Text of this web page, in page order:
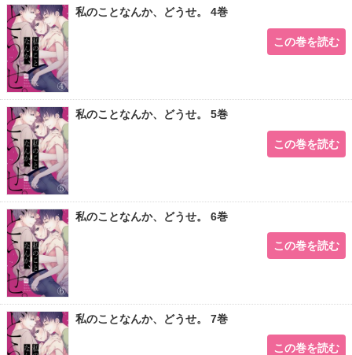
私のことなんか、どうせ。 4巻
この巻を読む
私のことなんか、どうせ。 5巻
この巻を読む
私のことなんか、どうせ。 6巻
この巻を読む
私のことなんか、どうせ。 7巻
この巻を読む